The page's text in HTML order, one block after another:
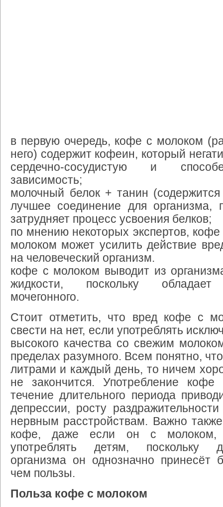
в первую очередь, кофе с молоком
него) содержит кофеин, который
сердечно-сосудистую и
зависимость;
молочный белок + танин
лучшее соединение для организма,
затрудняет процесс усвоения белков;
по мнению некоторых экспертов, кофе
молоком может усилить действие
на человеческий организм.
кофе с молоком выводит из
жидкости, поскольку обладает
мочегонного.
Стоит отметить, что вред кофе с
свести на нет, если употреблять
высокого качества со свежим
пределах разумного. Всем понятно,
литрами и каждый день, то ничем
не закончится. Употребление
течение длительного периода
депрессии, росту
нервным расстройствам. Важно
кофе, даже если он с молоком,
употреблять детям, поскольку
организма он однозначно принесёт
чем пользы.
Польза кофе с молоком